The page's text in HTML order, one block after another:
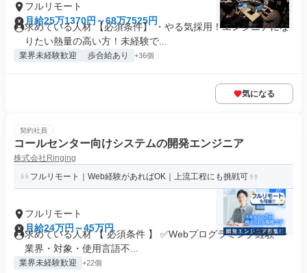
フルリモート
月給25万1370円～68万7525円
求めている人材 【必須条件】 ・やる気採用！エンジニアにな
りたい熱量の高い方！未経験で...
業界未経験歓迎 歩合給あり +36個
気になる
契約社員
コールセンター向けシステムの開発エンジニア
株式会社Ringing
フルリモート｜Web経験があればOK｜上流工程にも挑戦可
フルリモート
月給24万円～45万円
求めている人材 【 必須条件 】 ✅Webプログラミング経験 ┗
業界・対象・使用言語不...
業界未経験歓迎 +22個